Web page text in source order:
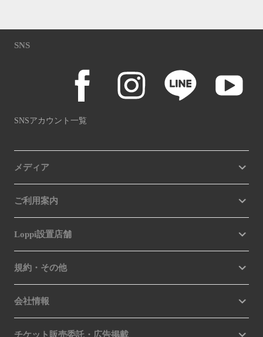
SNS
SNSアカウント一覧
メディア
ご利用案内
Loppi設置店舗
規約・その他
会社情報
チケット販売委託・広告掲載